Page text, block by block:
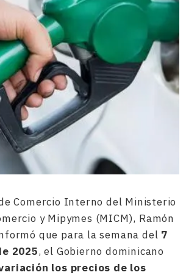
Comercio Interno del Ministerio
y Mipymes (MICM), Ramón
que para la semana del 7
2025, el Gobierno dominicano
los precios de los